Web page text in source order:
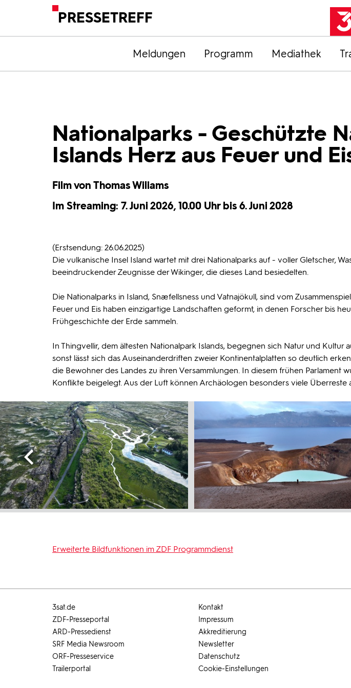
PRESSETREFF
Meldungen Programm Mediathek
Nationalparks - Geschützte
Islands Herz aus Feuer und
Film von Thomas Wiliams
Im Streaming: 7. Juni 2026, 10.00 Uhr bis 6. Juni 2028
(Erstsendung: 26.06.2025)
Die vulkanische Insel Island wartet mit drei Nationalparks auf - voller Gletscher,
beeindruckender Zeugnisse der Wikinger, die dieses Land besiedelten.
Die Nationalparks in Island, Snæfellsness und Vatnajökull, sind vom
Feuer und Eis haben einzigartige Landschaften geformt, in denen Forscher bis
Frühgeschichte der Erde sammeln.
In Thingvellir, dem ältesten Nationalpark Islands, begegnen sich Natur und Kultur
sonst lässt sich das Auseinanderdriften zweier Kontinentalplatten so deutlich
die Bewohner des Landes zu ihren Versammlungen. In diesem frühen Parlament
Konflikte beigelegt. Aus der Luft können Archäologen besonders viele Überreste
Erweiterte Bildfunktionen im ZDF Programmdienst
3sat.de
ZDF-Presseportal
ARD-Pressedienst
SRF Media Newsroom
ORF-Presseservice
Trailerportal
Kontakt
Impressum
Akkreditierung
Newsletter
Datenschutz
Cookie-Einstellungen